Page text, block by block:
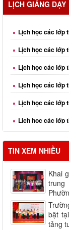
LỊCH GIẢNG DẠY
Lịch học các lớp
Lịch học các lớp
Lịch học các lớp
Lịch học các lớp
Lịch học các lớp
Lịch học các lớp
Lịch học các lớp
TIN XEM NHIỀU
Khai
bật
tảng